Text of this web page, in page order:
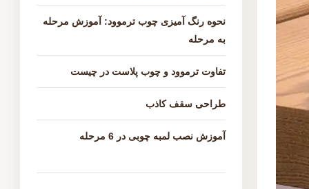
نحوه رنگ آمیزی چوب ترموود: آموزش مرحله
به مرحله
تفاوت ترموود و چوب پلاست در چیست
طراحی سقف کاذب
آموزش نصب لمبه چوبی در 6 مرحله